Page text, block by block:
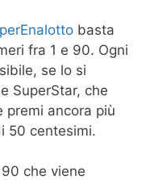
basta
fra 1 e 90. Ogni
se lo si
SuperStar, che
premi ancora più
50 centesimi.
che viene